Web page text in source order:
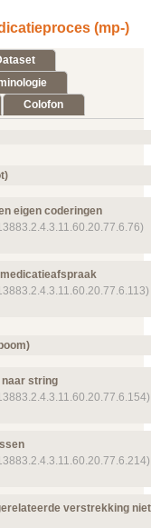
(mp-)
Colofon
eigen coderingen
eigen coderingen
21
issuedetails
naar string
string
verstrekking